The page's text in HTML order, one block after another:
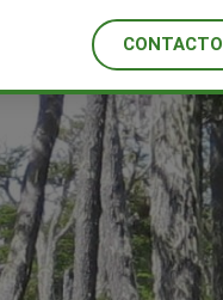
CONTACTO